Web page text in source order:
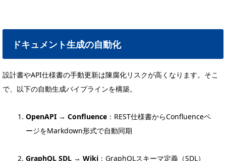
ドキュメント生成の自動化
設計書やAPI仕様書の手動更新は陳腐化リスクが高くなります。そこ
で、以下の自動生成パイプラインを構築。
OpenAPI → Confluence ：REST仕様書からConfluenceペ
ージをMarkdown形式で自動同期
GraphQL SDL → Wiki ：GraphQLスキーマ定義（SDL）